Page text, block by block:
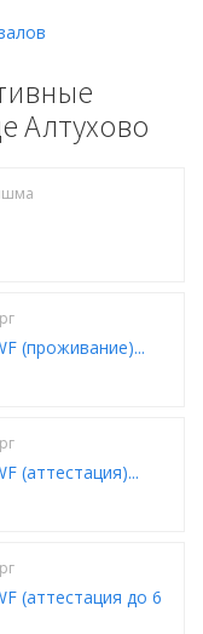
Алтухово
(проживание)...
до 6